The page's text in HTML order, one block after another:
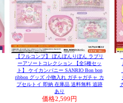
【フルコンプ】 ぼんぼんりぼん ラブリ
ーアソートコレクション 【全5種セッ
ト】 ケイカンパニー SANRIO Bon bon
ribbon グッズ 小物入れ ガチャガチャ カ
プセルトイ 即納 在庫品 送料無料 追跡
あり
価格2,599円